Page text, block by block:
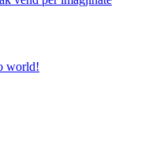
world!